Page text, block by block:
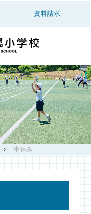
資料請求
› 中休み